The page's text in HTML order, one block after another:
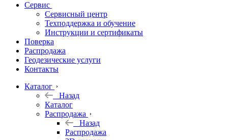
Софт
Георадары
Акции
Гидрография
Подбор
оборудования
по задачам
Архив
Геодезическое
оборудование
Сервис
Сервисный центр
Техподдержка и обучение
Инструкции и сертификаты
Поверка
Распродажа
Геодезические услуги
Контакты
Каталог
Назад
Каталог
Распродажа
Назад
Распродажа